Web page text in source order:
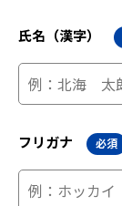
氏名（漢字）
フリガナ 必須